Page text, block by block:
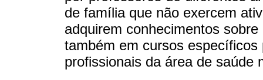
de família que não exercem
adquirem conhecimentos
também em cursos
profissionais da área de saúde